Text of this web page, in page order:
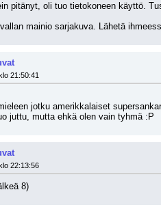
pitänyt, oli tuo tietokoneen käyttö.
mainio sarjakuva. Lähetä
21:50:41
jotku amerikkalaiset
juttu, mutta ehkä olen vain tyhmä :P
22:13:56
8)